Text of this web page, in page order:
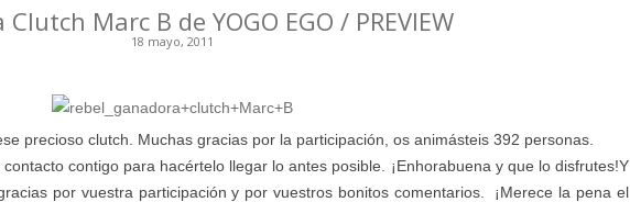
Marc B de YOGO EGO / PREVIEW
18 mayo, 2011
precioso clutch. Muchas gracias por la participación, os animásteis 392 personas.
contigo para hacértelo llegar lo antes posible. ¡Enhorabuena y que lo disfrutes!Y
por vuestra participación y por vuestros bonitos comentarios. ¡Merece la pena el